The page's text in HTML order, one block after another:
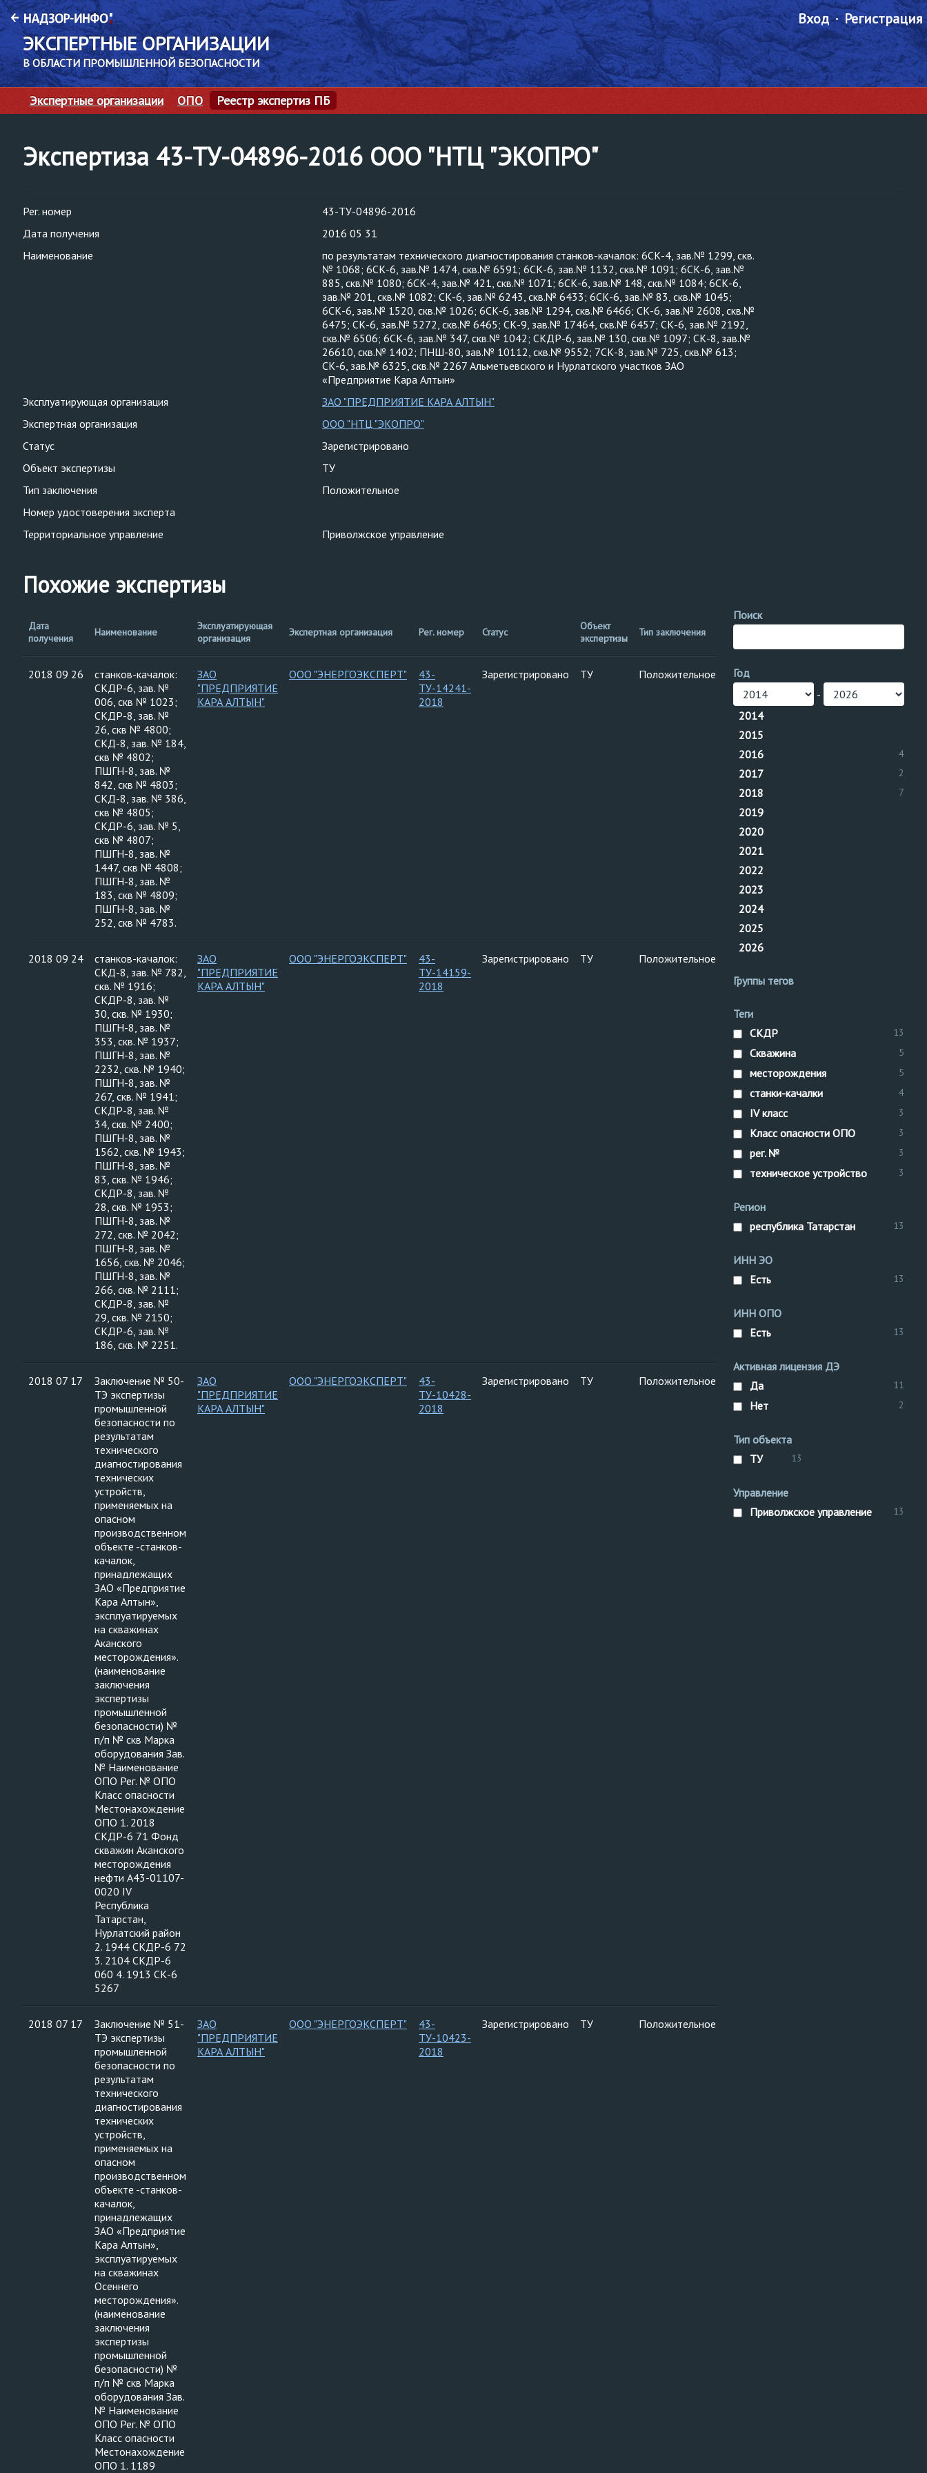
ЭКСПЕРТНЫЕ ОРГАНИЗАЦИИ
В ОБЛАСТИ ПРОМЫШЛЕННОЙ БЕЗОПАСНОСТИ
Вход Регистрация
Экспертные организации ОПО Реестр экспертиз ПБ
Экспертиза 43-ТУ-04896-2016 ООО "НТЦ "ЭКОПРО"
Рег. номер
43-ТУ-04896-2016
Дата получения
2016 05 31
Наименование
по результатам технического диагностирования станков-качалок: 6СК-4, зав.№ 1299, скв.
№ 1068; 6СК-6, зав.№ 1474, скв.№ 6591; 6СК-6, зав.№ 1132, скв.№ 1091; 6СК-6, зав.№
885, скв.№ 1080; 6СК-4, зав.№ 421, скв.№ 1071; 6СК-6, зав.№ 148, скв.№ 1084; 6СК-6,
зав.№ 201, скв.№ 1082; СК-6, зав.№ 6243, скв.№ 6433; 6СК-6, зав.№ 83, скв.№ 1045;
6СК-6, зав.№ 1520, скв.№ 1026; 6СК-6, зав.№ 1294, скв.№ 6466; СК-6, зав.№ 2608, скв.№
6475; СК-6, зав.№ 5272, скв.№ 6465; СК-9, зав.№ 17464, скв.№ 6457; СК-6, зав.№ 2192,
скв.№ 6506; 6СК-6, зав.№ 347, скв.№ 1042; СКДР-6, зав.№ 130, скв.№ 1097; СК-8, зав.№
26610, скв.№ 1402; ПНШ-80, зав.№ 10112, скв.№ 9552; 7СК-8, зав.№ 725, скв.№ 613;
СК-6, зав.№ 6325, скв.№ 2267 Альметьевского и Нурлатского участков ЗАО
«Предприятие Кара Алтын»
Эксплуатирующая организация
ЗАО "ПРЕДПРИЯТИЕ КАРА АЛТЫН"
Экспертная организация
ООО "НТЦ "ЭКОПРО"
Статус
Зарегистрировано
Объект экспертизы
ТУ
Тип заключения
Положительное
Номер удостоверения эксперта
Территориальное управление
Приволжское управление
Похожие экспертизы
Дата
получения
Наименование
Эксплуатирующая
организация
Экспертная организация Рег. номер Статус
Объект
экспертизы
Тип заключения
Номер
эксперта
2018 09 26
станков-качалок:
СКДР-6, зав. №
006, скв № 1023;
СКДР-8, зав. №
26, скв № 4800;
СКД-8, зав. № 184,
скв № 4802;
ПШГН-8, зав. №
842, скв № 4803;
СКД-8, зав. № 386,
скв № 4805;
СКДР-6, зав. № 5,
скв № 4807;
ПШГН-8, зав. №
1447, скв № 4808;
ПШГН-8, зав. №
183, скв № 4809;
ПШГН-8, зав. №
252, скв № 4783.
ЗАО
"ПРЕДПРИЯТИЕ
КАРА АЛТЫН"
ООО "ЭНЕРГОЭКСПЕРТ"
43-
ТУ-14241-
2018
Зарегистрировано ТУ Положительное
2018 09 24
станков-качалок:
СКД-8, зав. № 782,
скв. № 1916;
СКДР-8, зав. №
30, скв. № 1930;
ПШГН-8, зав. №
353, скв. № 1937;
ПШГН-8, зав. №
2232, скв. № 1940;
ПШГН-8, зав. №
267, скв. № 1941;
СКДР-8, зав. №
34, скв. № 2400;
ПШГН-8, зав. №
1562, скв. № 1943;
ПШГН-8, зав. №
83, скв. № 1946;
СКДР-8, зав. №
28, скв. № 1953;
ПШГН-8, зав. №
272, скв. № 2042;
ПШГН-8, зав. №
1656, скв. № 2046;
ПШГН-8, зав. №
266, скв. № 2111;
СКДР-8, зав. №
29, скв. № 2150;
СКДР-6, зав. №
186, скв. № 2251.
ЗАО
"ПРЕДПРИЯТИЕ
КАРА АЛТЫН"
ООО "ЭНЕРГОЭКСПЕРТ"
43-
ТУ-14159-
2018
Зарегистрировано ТУ Положительное
2018 07 17
Заключение № 50-
ТЭ экспертизы
промышленной
безопасности по
результатам
технического
диагностирования
технических
устройств,
применяемых на
опасном
производственном
объекте -станков-
качалок,
принадлежащих
ЗАО «Предприятие
Кара Алтын»,
эксплуатируемых
на скважинах
Аканского
месторождения».
(наименование
заключения
экспертизы
промышленной
безопасности) №
п/п № скв Марка
оборудования Зав.
№ Наименование
ОПО Рег. № ОПО
Класс опасности
Местонахождение
ОПО 1. 2018
СКДР-6 71 Фонд
скважин Аканского
месторождения
нефти А43-01107-
0020 IV
Республика
Татарстан,
Нурлатский район
2. 1944 СКДР-6 72
3. 2104 СКДР-6
060 4. 1913 СК-6
5267
ЗАО
"ПРЕДПРИЯТИЕ
КАРА АЛТЫН"
ООО "ЭНЕРГОЭКСПЕРТ"
43-
ТУ-10428-
2018
Зарегистрировано ТУ Положительное
2018 07 17
Заключение № 51-
ТЭ экспертизы
промышленной
безопасности по
результатам
технического
диагностирования
технических
устройств,
применяемых на
опасном
производственном
объекте -станков-
качалок,
принадлежащих
ЗАО «Предприятие
Кара Алтын»,
эксплуатируемых
на скважинах
Осеннего
месторождения».
(наименование
заключения
экспертизы
промышленной
безопасности) №
п/п № скв Марка
оборудования Зав.
№ Наименование
ОПО Рег. № ОПО
Класс опасности
Местонахождение
ОПО 1. 1189
ЗАО
"ПРЕДПРИЯТИЕ
КАРА АЛТЫН"
ООО "ЭНЕРГОЭКСПЕРТ"
43-
ТУ-10423-
2018
Зарегистрировано ТУ Положительное
Поиск
Год
-
2014
2015
2016
4
2017 2
2018 7
2019
2020
2021
2022
2023
2024
2025
2026
Группы тегов
Теги
СКДР
13
Скважина 5
месторождения 5
станки-качалки 4
IV класс 3
Класс опасности ОПО 3
рег. № 3
техническое устройство 3
Регион
республика Татарстан
13
ИНН ЭО
Есть
13
ИНН ОПО
Есть
13
Активная лицензия ДЭ
Да
11
Нет 2
Тип объекта
ТУ
13
Управление
Приволжское управление
13